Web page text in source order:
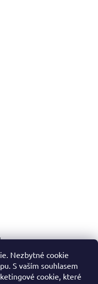
Nezbytné cookie
S vaším souhlasem
cookie, které